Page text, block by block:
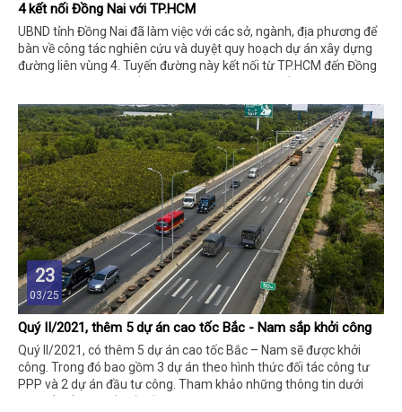
4 kết nối Đồng Nai với TP.HCM
UBND tỉnh Đồng Nai đã làm việc với các sở, ngành, địa phương để
bàn về công tác nghiên cứu và duyệt quy hoạch dự án xây dựng
đường liên vùng 4. Tuyến đường này kết nối từ TP.HCM đến Đồng
23
03/25
Quý II/2021, thêm 5 dự án cao tốc Bắc - Nam sắp khởi công
Quý II/2021, có thêm 5 dự án cao tốc Bắc – Nam sẽ được khởi
công. Trong đó bao gồm 3 dự án theo hình thức đối tác công tư
PPP và 2 dự án đầu tư công. Tham khảo những thông tin dưới